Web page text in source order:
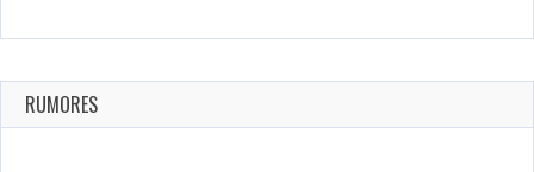
La configuración de Call of Duty 2021 aparentemente ya fue
Ago 8, 2021
10004 Views
RUMORES